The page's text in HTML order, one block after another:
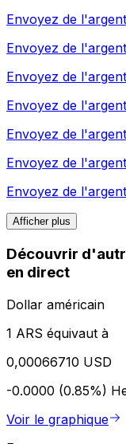
Envoyez de
Envoyez de
Envoyez de
Envoyez de
Envoyez de
Envoyez de
Envoyez de
Afficher plus
Découvrir
en direct
Dollar américain
1 ARS équivaut à
0,00066710 USD
-0.0000 (0.85%)
Voir le graphique